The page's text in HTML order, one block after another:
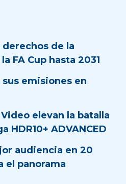
derechos de la
FA Cup hasta 2031
sus emisiones en
elevan la batalla
HDR10+ ADVANCED
audiencia en 20
el panorama